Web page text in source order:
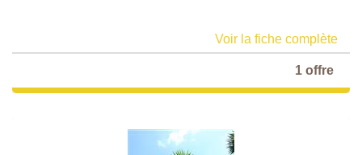
Voir la fiche complète
1 offre